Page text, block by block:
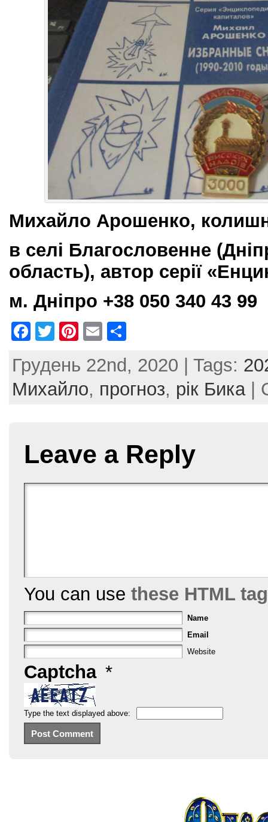
Михайло Арошенко,
в селі Благословенне
область), автор серії
м. Дніпро +38 050 340 43 99
F
c
e
o
k
T
itt
er
Pi
er
e
E
ai
l
ar
e
Грудень 22nd, 2020 | Tags:
Михайло, прогноз, рік Бика|
Leave a Reply
You can use these HTML
Name
Email
Website
Captcha *
Type the text displayed above: